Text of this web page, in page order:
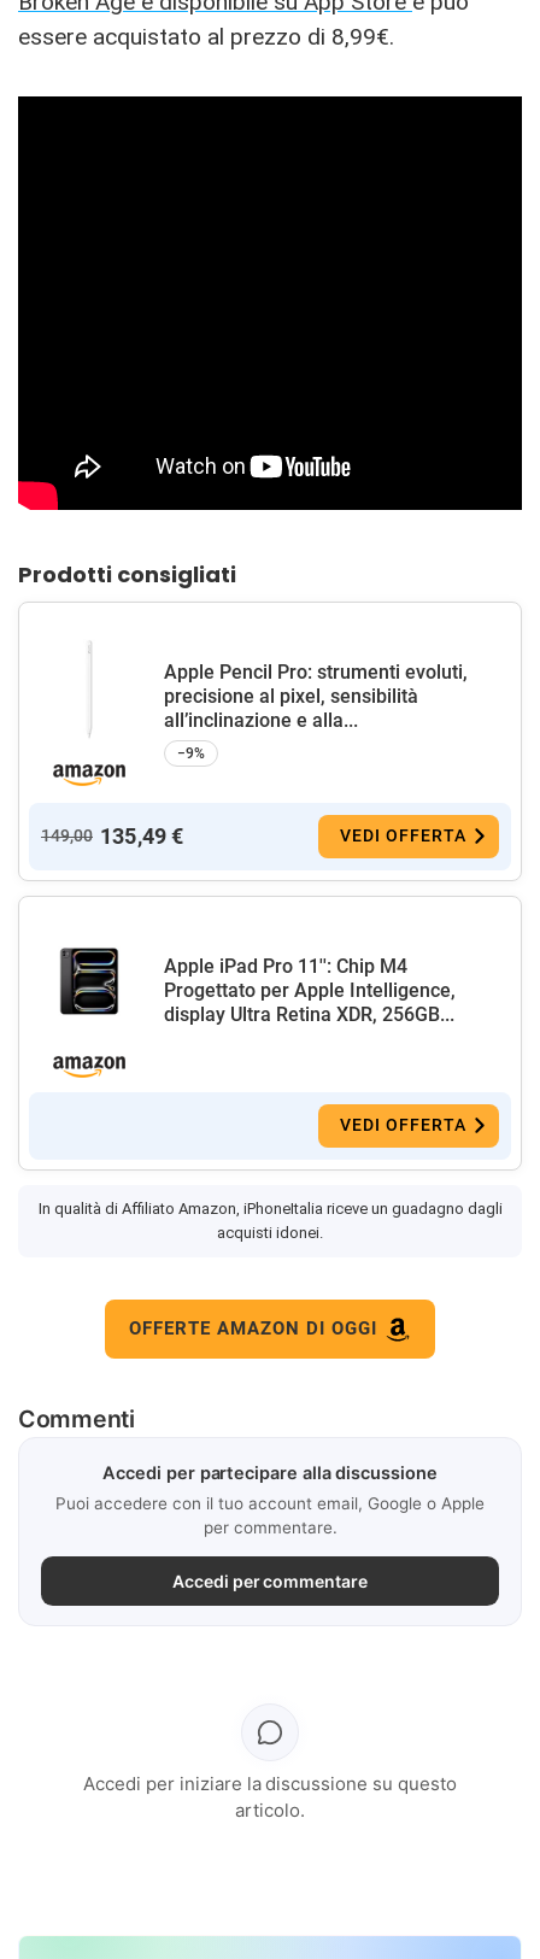
essere acquistato al prezzo di 8,99€.
Prodotti consigliati
Apple Pencil Pro: strumenti evoluti,
precisione al pixel, sensibilità
all’inclinazione e alla...
−9%
149,00 135,49 € VEDI OFFERTA
Apple iPad Pro 11'': Chip M4
Progettato per Apple Intelligence,
display Ultra Retina XDR, 256GB...
VEDI OFFERTA
In qualità di Affiliato Amazon, iPhoneItalia riceve un guadagno dagli
acquisti idonei.
OFFERTE AMAZON DI OGGI
Commenti
Accedi per partecipare alla discussione
Puoi accedere con il tuo account email, Google o Apple
per commentare.
Accedi per commentare
Accedi per iniziare la discussione su questo
articolo.